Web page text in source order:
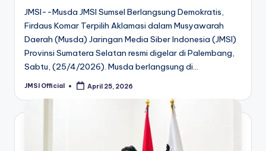
JMSI--Musda JMSI Sumsel Berlangsung Demokratis,
Firdaus Komar Terpilih Aklamasi dalam Musyawarah
Daerah (Musda) Jaringan Media Siber Indonesia (JMSI)
Provinsi Sumatera Selatan resmi digelar di Palembang,
Sabtu, (25/4/2026). Musda berlangsung di…
JMSI Official April 25, 2026